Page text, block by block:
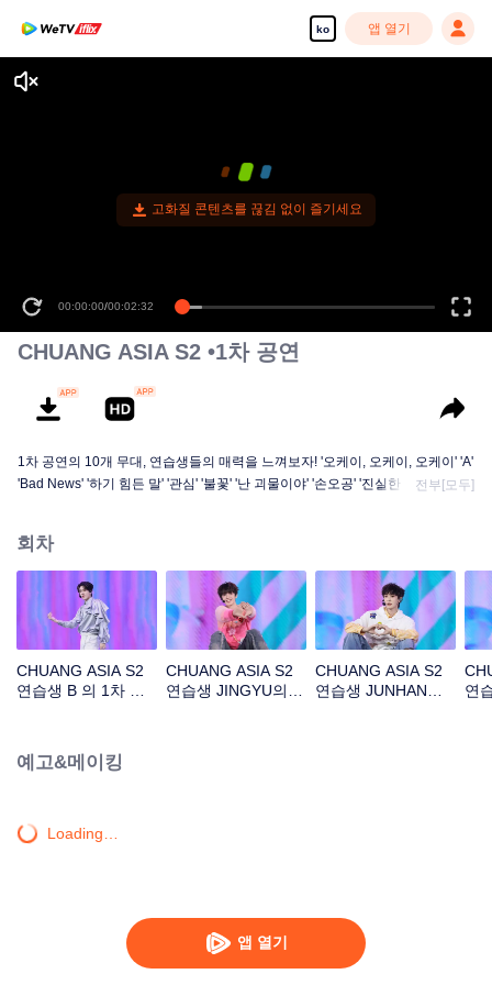
ko 앱 열기
앱 열기
고화질 콘텐츠를 끊김 없이 즐기세요
00:00:00/00:02:32
CHUANG ASIA S2 •1차 공연
1차 공연의 10개 무대, 연습생들의 매력을 느껴보자! '오케이, 오케이, 오케이' 'A'
'Bad News' '하기 힘든 말' '관심' '불꽃' '난 괴물이야' '손오공' '진실한 사랑' '달빛
전부[모두]
회차
CHUANG ASIA S2
연습생 B 의 1차 공
CHUANG ASIA S2
연습생 JINGYU의 1
CHUANG ASIA S2
연습생 JUNHAN의 1
연
예고&메이킹
Loading…